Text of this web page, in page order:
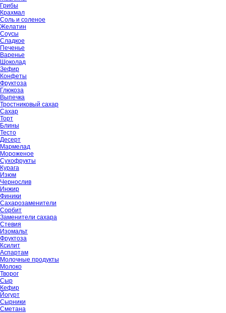
Грибы
Крахмал
Соль и соленое
Желатин
Соусы
Сладкое
Печенье
Варенье
Шоколад
Зефир
Конфеты
Фруктоза
Глюкоза
Выпечка
Тростниковый сахар
Сахар
Торт
Блины
Тесто
Десерт
Мармелад
Мороженое
Сухофрукты
Курага
Изюм
Чернослив
Инжир
Финики
Сахарозаменители
Сорбит
Заменители сахара
Стевия
Изомальт
Фруктоза
Ксилит
Аспартам
Молочные продукты
Молоко
Творог
Сыр
Кефир
Йогурт
Сырники
Сметана